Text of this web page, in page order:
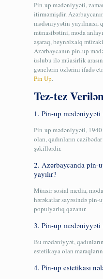
Pin-up mədəniyyəti,
itirməmişdir.
mədəniyyətin yayılması,
münasibətini, moda
aşaraq, beynəlxalq
Azərbaycanın pin-up
üslubu ilə müasirlik
gənclərin özlərini ifadə
Pin Up.
Tez-tez
1. Pin-up mədəniyyəti
Pin-up mədəniyyəti,
olan, qadınların
şəkillərdir.
2. Azərbaycanda pin-
yayılır?
Müasir sosial media,
hərəkatlar sayəsində pin-
populyarlıq qazanır.
3. Pin-up
Bu mədəniyyət,
estetikaya olan
4. Pin-up estetikası